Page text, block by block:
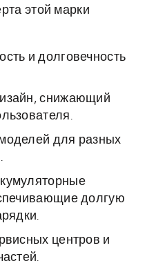
этой марки
и долговечность
снижающий
для разных
долгую
центров и